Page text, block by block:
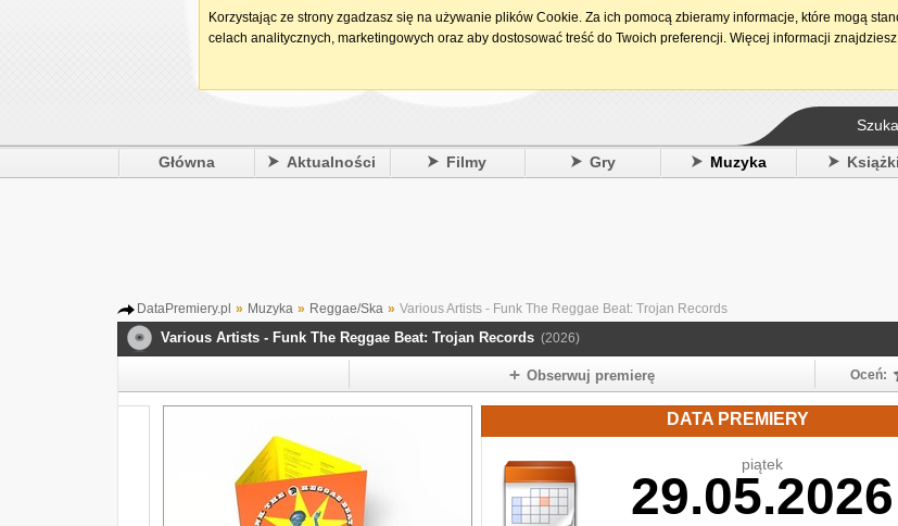
15. urodziny
Główna Aktualności Filmy Gry Muzyka Książki
DataPremiery.pl » Muzyka » Reggae/Ska » Various Artists - Funk The Reggae Beat: Trojan Records
Various Artists - Funk The Reggae Beat: Trojan Records (2026)
Obserwuj premierę Oceń:
DATA PREMIERY
piątek
29.05.2026
Korzystając ze strony zgadzasz się na używanie plików Cookie. Za ich pomocą zbieramy informacje, które mogą
celach analitycznych, marketingowych oraz aby dostosować treść do Twoich preferencji. Więcej informacji